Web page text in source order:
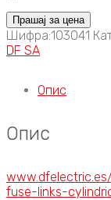
Прашај за цена
Шифра:103041
DF SA
Опис
Опис
fuse-links-